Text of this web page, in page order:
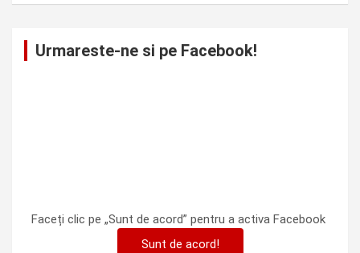
Urmareste-ne si pe Facebook!
Faceți clic pe „Sunt de acord” pentru a activa Facebook
Sunt de acord!